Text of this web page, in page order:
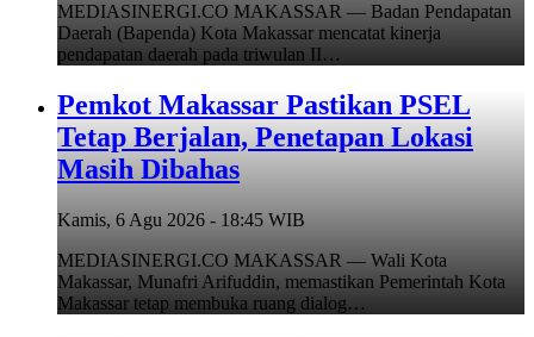
MEDIASINERGI.CO MAKASSAR — Badan Pendapatan
Daerah (Bapenda) Kota Makassar mencatat kinerja
pendapatan daerah pada triwulan II…
Pemkot Makassar Pastikan PSEL
Tetap Berjalan, Penetapan Lokasi
Masih Dibahas
Kamis, 6 Agu 2026 - 18:45 WIB
MEDIASINERGI.CO MAKASSAR — Wali Kota
Makassar, Munafri Arifuddin, memastikan Pemerintah Kota
Makassar tetap membuka ruang dialog…